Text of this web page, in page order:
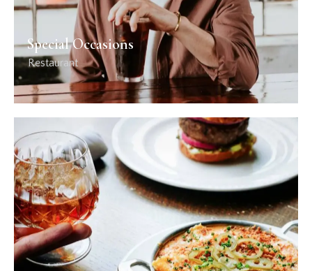
Special Occasions
Restaurant